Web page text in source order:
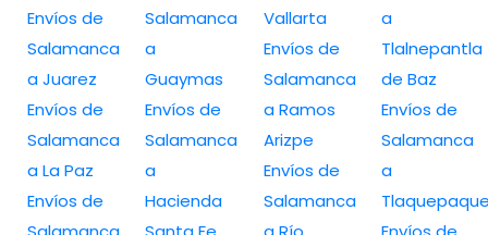
Envíos de
Salamanca
a Juarez
Envíos de
Salamanca
a La Paz
Envíos de
Salamanca
a
Guaymas
Envíos de
Salamanca
a
Hacienda
Vallarta
Envíos de
Salamanca
a Ramos
Arizpe
Envíos de
Salamanca
a
Tlalnepantla
de Baz
Envíos de
Salamanca
a